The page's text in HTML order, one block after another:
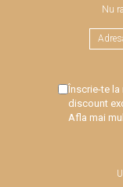
Nu
Înscrie-te la
discount
Afla mai